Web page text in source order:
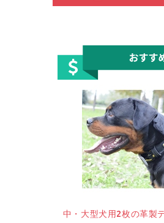
中・大型犬用2枚の革製